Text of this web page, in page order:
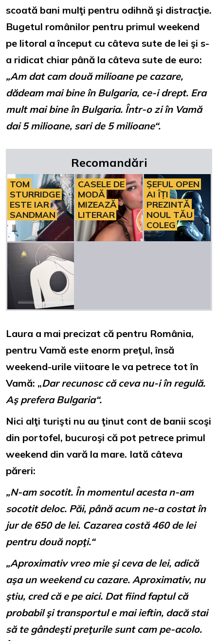
scoată bani mulţi pentru odihnă şi distracţie.
Bugetul românilor pentru primul weekend
pe litoral a început cu câteva sute de lei şi s-
a ridicat chiar până la câteva sute de euro:
„Am dat cam două milioane pe cazare,
dădeam mai bine în Bulgaria, ce-i drept. Era
mult mai bine în Bulgaria. Într-o zi în Vamă
dai 5 milioane, sari de 5 milioane“.
Recomandări
TOM
STURRIDGE
ESTE IAR
SANDMAN
CASELE DE
MODĂ
MIZEAZĂ
LITERAR
ȘEFUL OPEN
AI ÎȚI
PREZINTĂ
NOUL TĂU
COLEG
Laura a mai precizat că pentru România,
pentru Vamă este enorm preţul, însă
weekend-urile viitoare le va petrece tot în
Vamă: „Dar recunosc că ceva nu-i în regulă.
Aş prefera Bulgaria“.
Nici alţi turişti nu au ţinut cont de banii scoşi
din portofel, bucuroşi că pot petrece primul
weekend din vară la mare. Iată câteva
păreri:
„N-am socotit. În momentul acesta n-am
socotit deloc. Păi, până acum ne-a costat în
jur de 650 de lei. Cazarea costă 460 de lei
pentru două nopţi.“
„Aproximativ vreo mie şi ceva de lei, adică
aşa un weekend cu cazare. Aproximativ, nu
ştiu, cred că e pe aici. Dat fiind faptul că
probabil şi transportul e mai ieftin, dacă stai
să te gândeşti preţurile sunt cam pe-acolo.